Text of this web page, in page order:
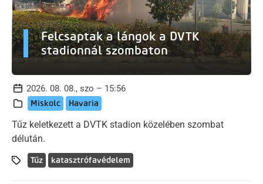
Felcsaptak a lángok a DVTK
stadionnál szombaton
2026. 08. 08., szo – 15:56
Miskolc Havaria
Tűz keletkezett a DVTK stadion közelében szombat
délután.
Tűz katasztrófavédelem